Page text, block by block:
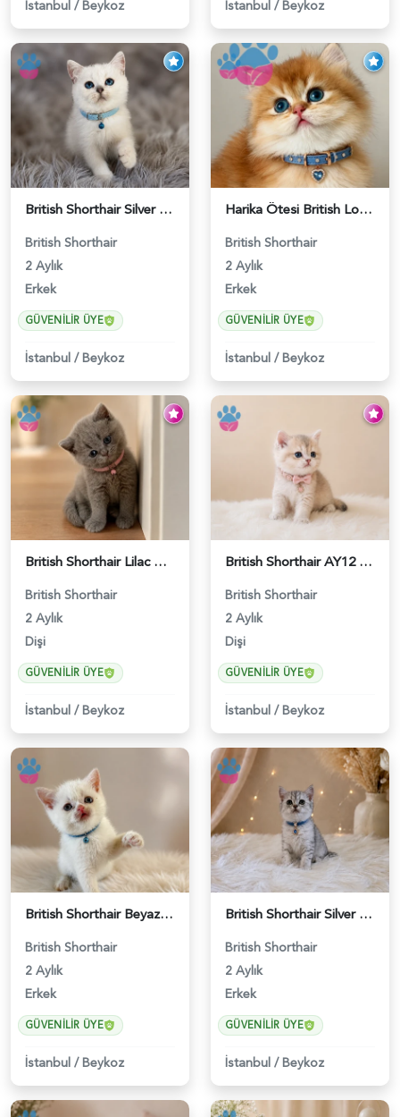
İstanbul / Beykoz İstanbul / Beykoz
British Shorthair Silver Point Erkek 2 Aylık - 6122
British Shorthair
2 Aylık
Erkek
GÜVENILIR ÜYE
İstanbul /Beykoz
Harika Ötesi British Longhair Golden Parlayan Yıldız - 6141
British Shorthair
2 Aylık
Erkek
GÜVENILIR ÜYE
İstanbul /Beykoz
British Shorthair Lilac Dişi Tatlı Kızımız - 5236
British Shorthair
2 Aylık
Dişi
GÜVENILIR ÜYE
İstanbul /Beykoz
British Shorthair AY12 Güzel Kızımız - 6349
British Shorthair
2 Aylık
Dişi
GÜVENILIR ÜYE
İstanbul /Beykoz
British Shorthair Beyaz Pamuksu Yavrumuz - 6419
British Shorthair
2 Aylık
Erkek
GÜVENILIR ÜYE
İstanbul /Beykoz
British Shorthair Silver Tabby Yavrumuz - 4639
British Shorthair
2 Aylık
Erkek
GÜVENILIR ÜYE
İstanbul /Beykoz